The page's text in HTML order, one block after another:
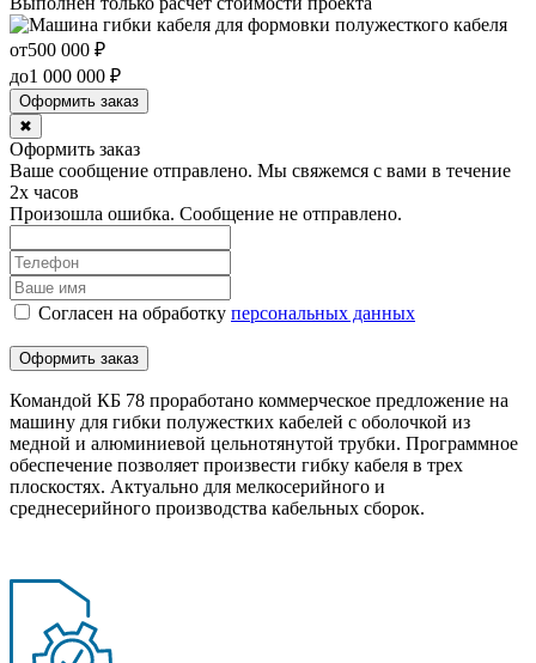
от500 000 ₽
до1 000 000 ₽
Оформить заказ
✖
Оформить заказ
Ваше сообщение отправлено. Мы свяжемся с вами в течение
2х часов
Произошла ошибка. Сообщение не отправлено.
Согласен на обработку персональныx данных
Оформить заказ
Командой КБ 78 проработано коммерческое предложение на
машину для гибки полужестких кабелей с оболочкой из
медной и алюминиевой цельнотянутой трубки. Программное
обеспечение позволяет произвести гибку кабеля в трех
плоскостях. Актуально для мелкосерийного и
среднесерийного производства кабельных сборок.